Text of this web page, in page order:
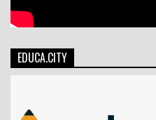
EDUCA.CITY